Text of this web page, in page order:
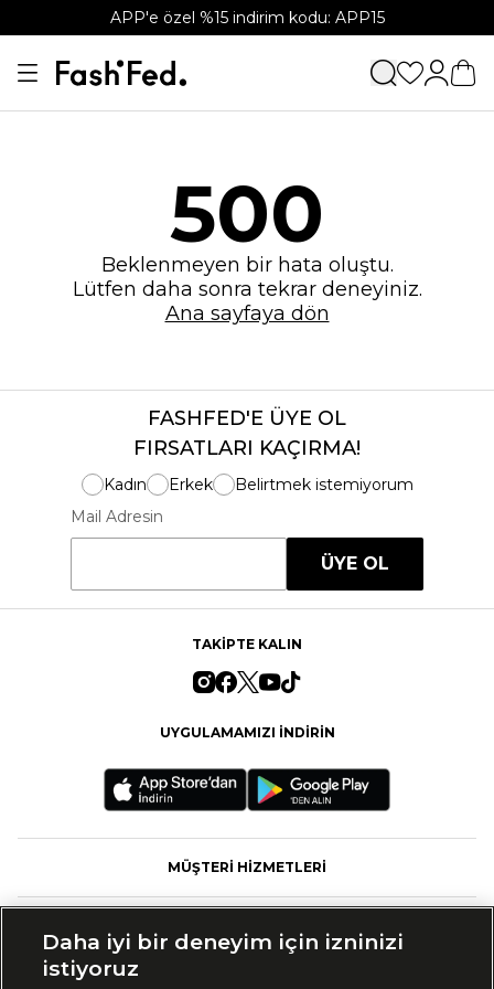
APP'e özel %15 indirim kodu: APP15
500
Beklenmeyen bir hata oluştu.
Lütfen daha sonra tekrar deneyiniz.
Ana sayfaya dön
FASHFED'E ÜYE OL
FIRSATLARI KAÇIRMA!
Kadın Erkek
Belirtmek istemiyorum
Mail Adresin
ÜYE OL
TAKİPTE KALIN
UYGULAMAMIZI İNDİRİN
MÜŞTERİ HİZMETLERİ
Daha iyi bir deneyim için izninizi
istiyoruz